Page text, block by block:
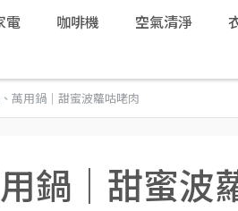
電 咖啡機 空氣清淨
萬用鍋｜甜蜜波蘿咕咾肉
鍋｜甜蜜波